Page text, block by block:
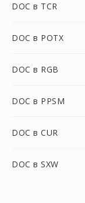
DOC в TCR
DOC в POTX
DOC в RGB
DOC в PPSM
DOC в CUR
DOC в SXW